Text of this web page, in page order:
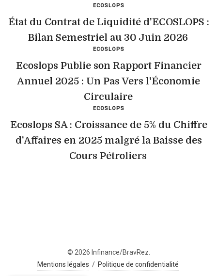
ECOSLOPS
État du Contrat de Liquidité d'ECOSLOPS :
Bilan Semestriel au 30 Juin 2026
ECOSLOPS
Ecoslops Publie son Rapport Financier
Annuel 2025 : Un Pas Vers l'Économie
Circulaire
ECOSLOPS
Ecoslops SA : Croissance de 5% du Chiffre
d'Affaires en 2025 malgré la Baisse des
Cours Pétroliers
© 2026 Infinance/BravRez.
Mentions légales / Politique de confidentialité